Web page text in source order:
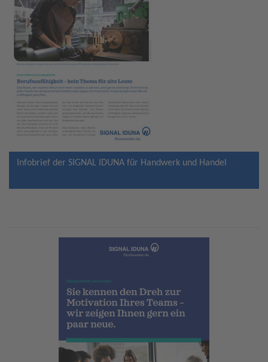
Infobrief der SIGNAL IDUNA für Handwerk und Handel